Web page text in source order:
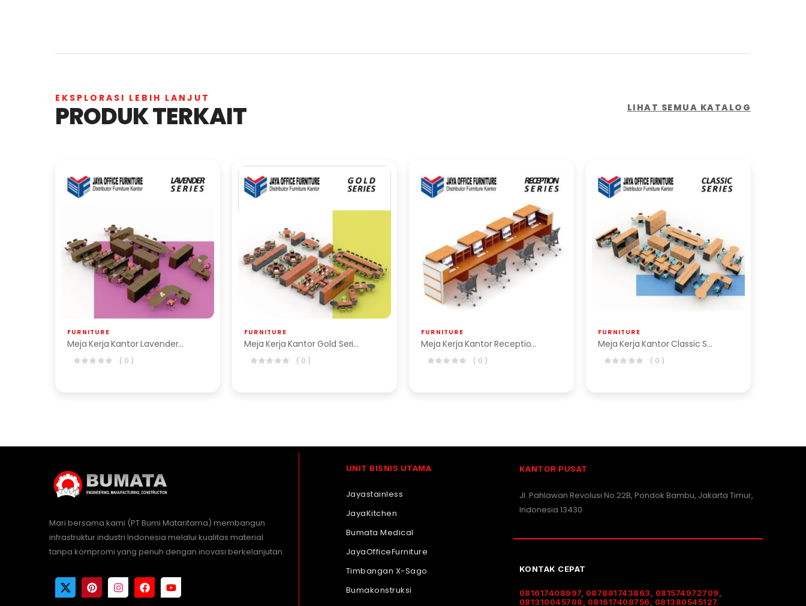
EKSPLORASI LEBIH LANJUT
PRODUK TERKAIT LIHAT SEMUA KATALOG
FURNITURE
Meja Kerja Kantor Lavender Series
( 0 )
FURNITURE
Meja Kerja Kantor Gold Series
( 0 )
FURNITURE
Meja Kerja Kantor Reception Series
( 0 )
FURNITURE
Meja Kerja Kantor Classic Series
( 0 )
Mari bersama kami (PT Bumi Mataritama) membangun
infrastruktur industri Indonesia melalui kualitas material
tanpa kompromi yang penuh dengan inovasi berkelanjutan.
UNIT BISNIS UTAMA
Jayastainless
JayaKitchen
Bumata Medical
JayaOfficeFurniture
Timbangan X-Sago
Bumakonstruksi
KANTOR PUSAT
Jl. Pahlawan Revolusi No.22B, Pondok Bambu, Jakarta Timur,
Indonesia 13430
KONTAK CEPAT
081617408997, 087881743863, 081574972709,
081310045708, 081617408756, 081380545127.